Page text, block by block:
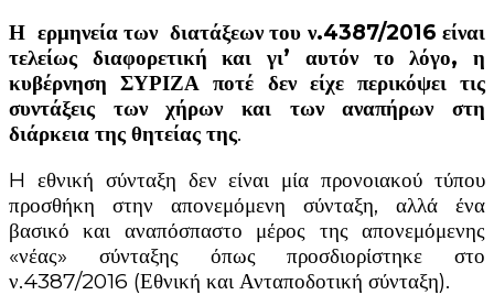
Η ερμηνεία των διατάξεων του ν.4387/2016 είναι
τελείως διαφορετική και γι’ αυτόν το λόγο, η
κυβέρνηση ΣΥΡΙΖΑ ποτέ δεν είχε περικόψει τις
συντάξεις των χήρων και των αναπήρων στη
διάρκεια της θητείας της.
H εθνική σύνταξη δεν είναι μία προνοιακού τύπου
προσθήκη στην απονεμόμενη σύνταξη, αλλά ένα
βασικό και αναπόσπαστο μέρος της απονεμόμενης
«νέας» σύνταξης όπως προσδιορίστηκε στο
ν.4387/2016 (Εθνική και Ανταποδοτική σύνταξη).